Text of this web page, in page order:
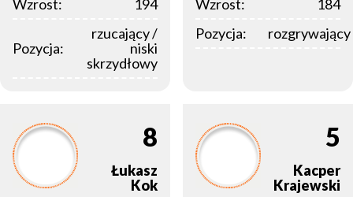
Wzrost: 194
Pozycja:
rzucający /
niski
skrzydłowy
Wzrost:
184
Pozycja:
rozgrywający
8
Łukasz
Kok
5
Kacper
Krajewski